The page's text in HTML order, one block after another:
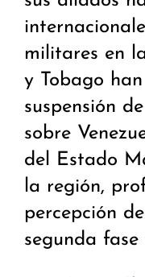
militares en
y Tobago
suspensión
sobre
del Estado
la región,
percepción
segunda